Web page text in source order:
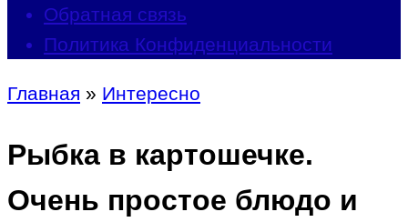
Обратная связь
Политика Конфиденциальности
Главная » Интересно
Рыбка в картошечке.
Очень простое блюдо и